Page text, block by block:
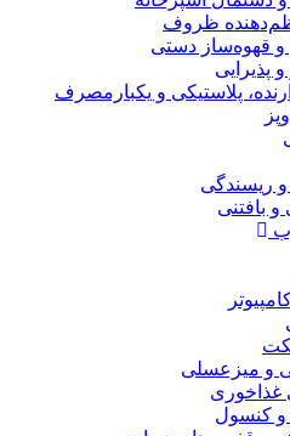
ظروف
قهوه‌ساز دستی
پلاستیکی و یکبارمصرف
ریسندگی
بافتنی
و میزعسلی
غذاخوری
و کنسول